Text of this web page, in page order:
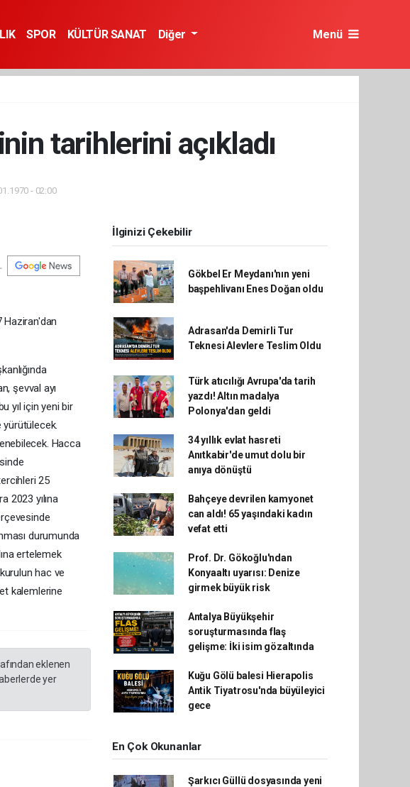
SPOR KÜLTÜR SANAT Diğer Menü
tarihlerini açıkladı
- 02:00
Haziran'dan
şevval ayı
yıl için yeni bir
yürütülecek.
Hacca
25
2023 yılına
durumunda
ertelemek
hac ve
kalemlerine
eklenen
yer
İlginizi Çekebilir
Gökbel Er Meydanı'nın yeni
başpehlivanı Enes Doğan oldu
Adrasan'da Demirli Tur
Teknesi Alevlere Teslim Oldu
Türk atıcılığı Avrupa'da tarih
yazdı! Altın madalya
Polonya'dan geldi
34 yıllık evlat hasreti
Anıtkabir'de umut dolu bir
anıya dönüştü
Bahçeye devrilen kamyonet
can aldı! 65 yaşındaki kadın
vefat etti
Prof. Dr. Gökoğlu'ndan
Konyaaltı uyarısı: Denize
girmek büyük risk
Antalya Büyükşehir
soruşturmasında flaş
gelişme: İki isim gözaltında
Kuğu Gölü balesi Hierapolis
Antik Tiyatrosu'nda büyüleyici
gece
En Çok Okunanlar
Şarkıcı Güllü dosyasında yeni